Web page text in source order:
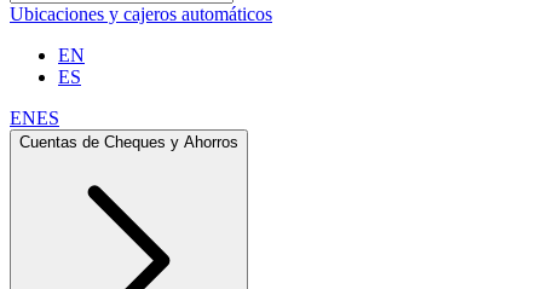
Ubicaciones y cajeros automáticos
EN
ES
ENES
Cuentas de Cheques y Ahorros